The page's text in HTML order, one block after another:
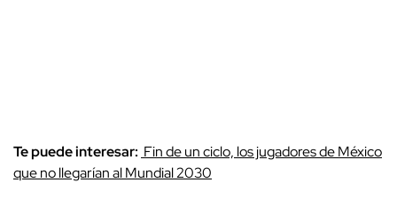
Te puede interesar: Fin de un ciclo, los jugadores de México
que no llegarían al Mundial 2030